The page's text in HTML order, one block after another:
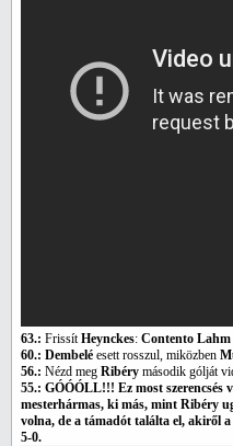
63.: FrissítHeynckes: Contento Lahm
60.: Dembelé esett rosszul, miközben
56.: Nézd meg Ribéry második gólját
55.: GÓÓÓLL!!! Ez most szerencsés
mesterhármas, ki más, mint Ribéry
volna, de a támadót találta el, akiről
5-0.